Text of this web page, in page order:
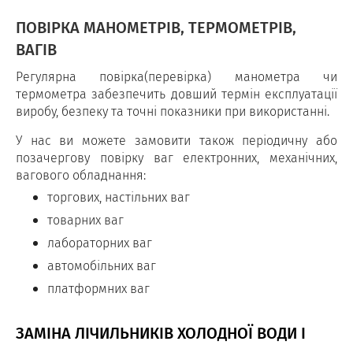
ПОВІРКА МАНОМЕТРІВ, ТЕРМОМЕТРІВ,
ВАГІВ
Регулярна повірка(перевірка) манометра чи
термометра забезпечить довший термін експлуатації
виробу, безпеку та точні показники при використанні.
У нас ви можете замовити також періодичну або
позачергову повірку ваг електронних, механічних,
вагового обладнання:
торгових, настільних ваг
товарних ваг
лабораторних ваг
автомобільних ваг
платформних ваг
ЗАМІНА ЛІЧИЛЬНИКІВ ХОЛОДНОЇ ВОДИ І